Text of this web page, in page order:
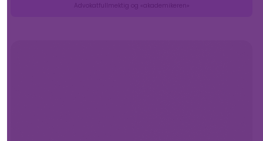
Advokatfullmektig og «akademikeren»